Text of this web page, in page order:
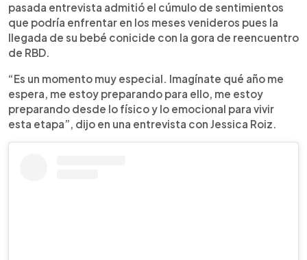
pasada entrevista admitió el cúmulo de sentimientos
que podría enfrentar en los meses venideros pues la
llegada de su bebé conicide con la gora de reencuentro
de RBD.
“Es un momento muy especial. Imagínate qué año me
espera, me estoy preparando para ello, me estoy
preparando desde lo físico y lo emocional para vivir
esta etapa”, dijo en una entrevista con Jessica Roiz.